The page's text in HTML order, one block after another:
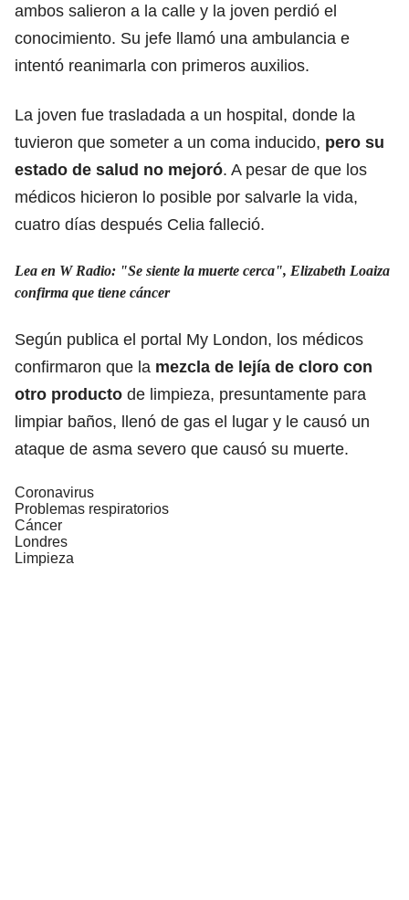
ambos salieron a la calle y la joven perdió el
conocimiento. Su jefe llamó una ambulancia e
intentó reanimarla con primeros auxilios.
La joven fue trasladada a un hospital, donde la
tuvieron que someter a un coma inducido, pero su
estado de salud no mejoró. A pesar de que los
médicos hicieron lo posible por salvarle la vida,
cuatro días después Celia falleció.
Lea en W Radio: "Se siente la muerte cerca", Elizabeth Loaiza
confirma que tiene cáncer
Según publica el portal My London, los médicos
confirmaron que la mezcla de lejía de cloro con
otro producto de limpieza, presuntamente para
limpiar baños, llenó de gas el lugar y le causó un
ataque de asma severo que causó su muerte.
Coronavirus
Problemas respiratorios
Cáncer
Londres
Limpieza